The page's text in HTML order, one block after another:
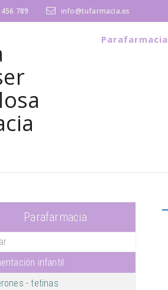
789 info@tufarmacia.es
Parafarmacia
Parafarmacia
infantil
- tetinas